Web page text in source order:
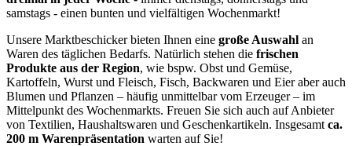
samstags - einen bunten und vielfältigen Wochenmarkt!
Unsere Marktbeschicker bieten Ihnen eine große Auswahl an
Waren des täglichen Bedarfs. Natürlich stehen die frischen
Produkte aus der Region, wie bspw. Obst und Gemüse,
Kartoffeln, Wurst und Fleisch, Fisch, Backwaren und Eier aber auch
Blumen und Pflanzen – häufig unmittelbar vom Erzeuger – im
Mittelpunkt des Wochenmarkts. Freuen Sie sich auch auf Anbieter
von Textilien, Haushaltswaren und Geschenkartikeln. Insgesamt ca.
200 m Warenpräsentation warten auf Sie!